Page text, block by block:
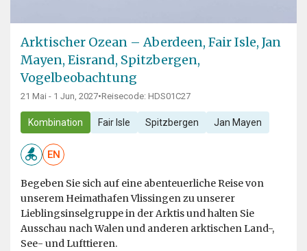
Arktischer Ozean – Aberdeen, Fair Isle, Jan
Mayen, Eisrand, Spitzbergen,
Vogelbeobachtung
21 Mai - 1 Jun, 2027•Reisecode: HDS01C27
Kombination Fair Isle Spitzbergen Jan Mayen
EN
Begeben Sie sich auf eine abenteuerliche Reise von
unserem Heimathafen Vlissingen zu unserer
Lieblingsinselgruppe in der Arktis und halten Sie
Ausschau nach Walen und anderen arktischen Land-,
See- und Lufttieren.